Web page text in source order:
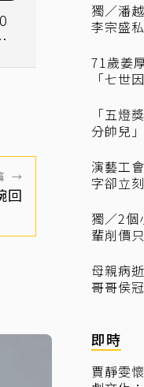
→
回
獨／潘
李宗盛
71歲姜
「七世
「五燈
分帥兒
演藝工
字卻立
獨／2個
輩削價
母親病
哥哥侯
即時
賈靜雯